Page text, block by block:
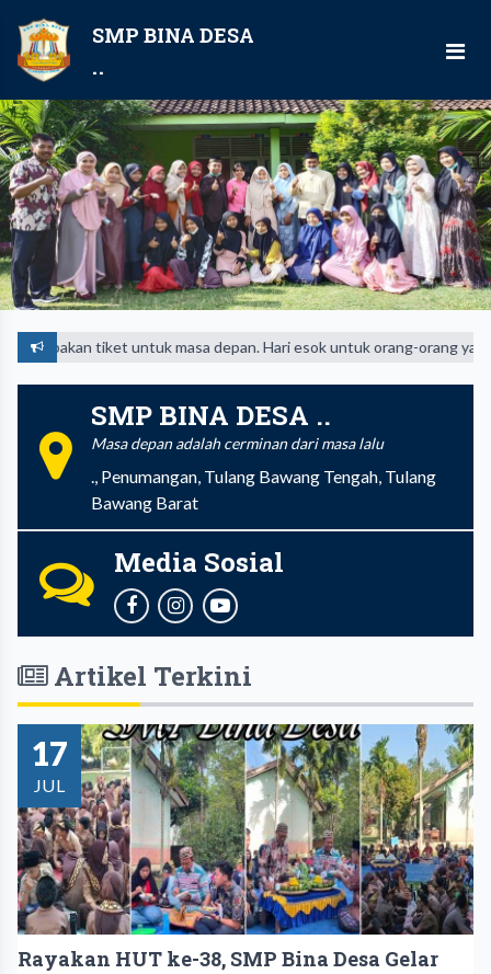
SMP BINA DESA
..
tiket untuk masa depan. Hari esok untuk orang-orang yang telah
SMP BINA DESA ..
Masa depan adalah cerminan dari masa lalu
., Penumangan, Tulang Bawang Tengah, Tulang
Bawang Barat
Media Sosial
Artikel Terkini
17
JUL
Rayakan HUT ke-38, SMP Bina Desa Gelar